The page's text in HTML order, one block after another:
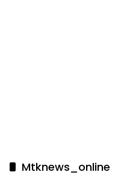
Mtknews_online